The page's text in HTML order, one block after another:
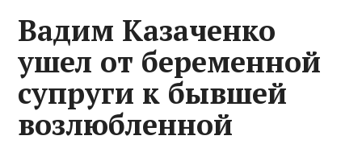
Вадим Казаченко
ушел от беременной
супруги к бывшей
возлюбленной